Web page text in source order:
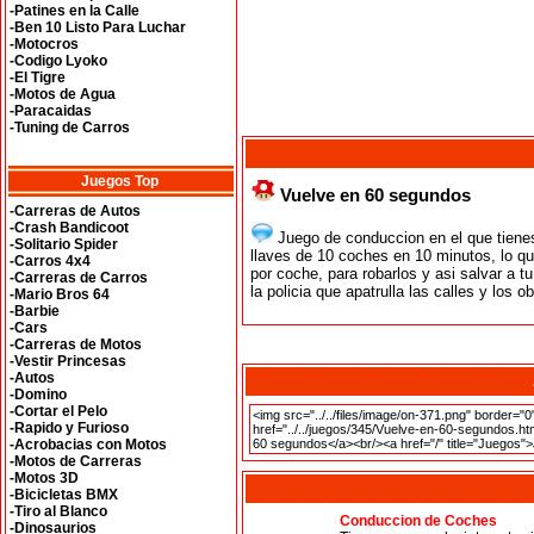
-Patines en la Calle
-Ben 10 Listo Para Luchar
-Motocros
-Codigo Lyoko
-El Tigre
-Motos de Agua
-Paracaidas
-Tuning de Carros
Juegos Top
-Carreras de Autos
-Crash Bandicoot
-Solitario Spider
-Carros 4x4
-Carreras de Carros
-Mario Bros 64
-Barbie
-Cars
-Carreras de Motos
-Vestir Princesas
-Autos
-Domino
-Cortar el Pelo
-Rapido y Furioso
-Acrobacias con Motos
-Motos de Carreras
-Motos 3D
-Bicicletas BMX
-Tiro al Blanco
-Dinosaurios
Vuelve en 60 segundos
Juego de conduccion en el que
llaves de 10 coches en 10 minutos, lo
por coche, para robarlos y asi salvar a
la policia que apatrulla las calles y los
Conduccion de Coches